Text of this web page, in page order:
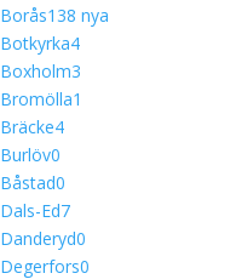
Borås138 nya
Botkyrka4
Boxholm3
Bromölla1
Bräcke4
Burlöv0
Båstad0
Dals-Ed7
Danderyd0
Degerfors0